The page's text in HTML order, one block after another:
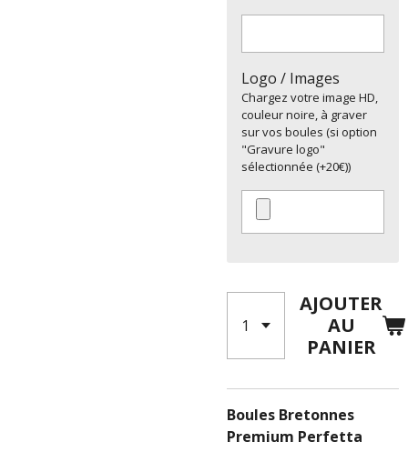
Logo / Images
Chargez votre image HD,
couleur noire, à graver
sur vos boules (si option
"Gravure logo"
sélectionnée (+20€))
AJOUTER
AU
PANIER
Boules Bretonnes
Premium Perfetta